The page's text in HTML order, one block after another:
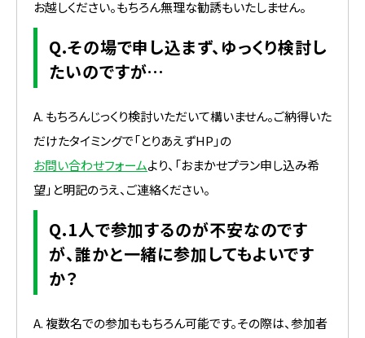
お越しください。もちろん無理な勧誘もいたしません。
Q.その場で申し込まず、ゆっくり検討し
たいのですが…
A. もちろんじっくり検討いただいて構いません。ご納得いた
だけたタイミングで「とりあえずHP」の
お問い合わせフォームより、「おまかせプラン申し込み希
望」と明記のうえ、ご連絡ください。
Q.1人で参加するのが不安なのです
が、誰かと一緒に参加してもよいです
か？
A. 複数名での参加ももちろん可能です。その際は、参加者